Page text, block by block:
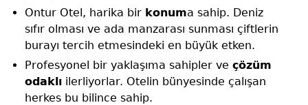
Ontur Otel, harika bir konuma sahip. Deniz
sıfır olması ve ada manzarası sunması çiftlerin
burayı tercih etmesindeki en büyük etken.
Profesyonel bir yaklaşıma sahipler ve çözüm
odaklı ilerliyorlar. Otelin bünyesinde çalışan
herkes bu bilince sahip.